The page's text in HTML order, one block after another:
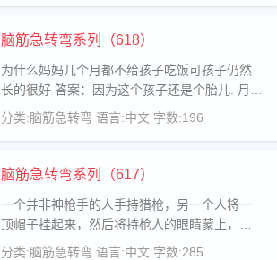
脑筋急转弯系列（618）
为什么妈妈几个月都不给孩子吃饭可孩子仍然
长的很好 答案：因为这个孩子还是个胎儿. 月亮
在什么时候完全不一样？ 答案：在国外的时候
分类:脑筋急转弯 语言:中文 字数:196
脑筋急转弯系列（617）
一个并非神枪手的人手持猎枪，另一个人将一
顶帽子挂起来，然后将持枪人的眼睛蒙上，让
他向后走10步，再向左转走10步，最后让他转
分类:脑筋急转弯 语言:中文 字数:285